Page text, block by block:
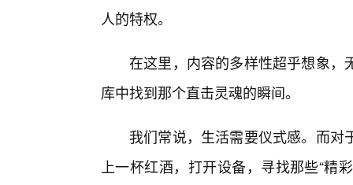
人的特权。
在这里，内容的多样性超乎想象，
库中找到那个直击灵魂的瞬间。
我们常说，生活需要仪式感。而
上一杯红酒，打开设备，寻找那些“